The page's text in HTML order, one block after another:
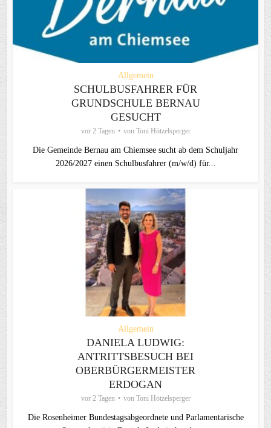
Allgemein
SCHULBUSFAHRER FÜR
GRUNDSCHULE BERNAU
GESUCHT
vor 2 Tagen von Toni Hötzelsperger
Die Gemeinde Bernau am Chiemsee sucht ab dem Schuljahr
2026/2027 einen Schulbusfahrer (m/w/d) für...
Allgemein
DANIELA LUDWIG:
ANTRITTSBESUCH BEI
OBERBÜRGERMEISTER
ERDOGAN
vor 2 Tagen von Toni Hötzelsperger
Die Rosenheimer Bundestagsabgeordnete und Parlamentarische